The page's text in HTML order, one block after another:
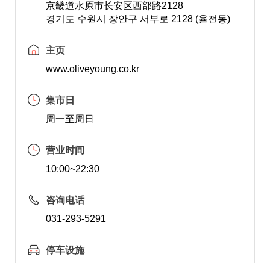
京畿道水原市长安区西部路2128
경기도 수원시 장안구 서부로 2128 (율전동)
主页
www.oliveyoung.co.kr
集市日
周一至周日
营业时间
10:00~22:30
咨询电话
031-293-5291
停车设施